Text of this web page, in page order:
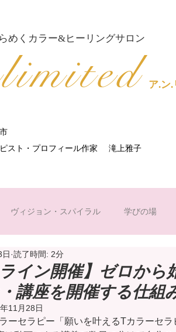
めくカラー&ヒーリングサロン
ア.ン
スト・プロフィール作家
​ 滝上雅子
ヴィジョン・スパイラル 学びの場
ャクラ プロフィール作成
フィール作家滝上雅子
ライン開催】ゼロか
講座を開催する仕組
読了時間: 2分
11月28日
ーセラピー「願いを叶えるTカラーセラ